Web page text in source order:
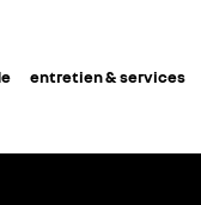
entretien & services